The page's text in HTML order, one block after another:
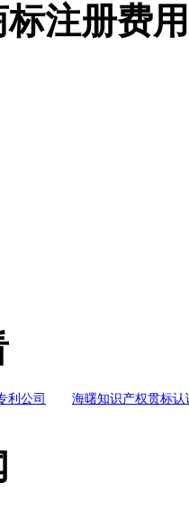
注册费用
利公司
海曙知识产权贯标认